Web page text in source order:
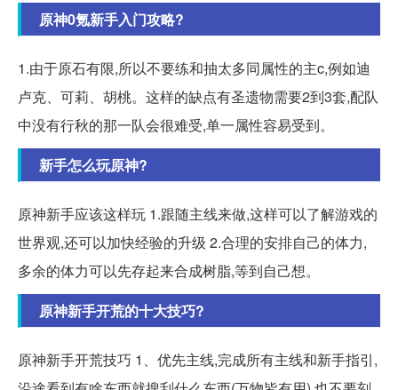
原神0氪新手入门攻略?
1.由于原石有限,所以不要练和抽太多同属性的主c,例如迪
卢克、可莉、胡桃。这样的缺点有圣遗物需要2到3套,配队
中没有行秋的那一队会很难受,单一属性容易受到。
新手怎么玩原神?
原神新手应该这样玩 1.跟随主线来做,这样可以了解游戏的
世界观,还可以加快经验的升级 2.合理的安排自己的体力,
多余的体力可以先存起来合成树脂,等到自己想。
原神新手开荒的十大技巧?
原神新手开荒技巧 1、优先主线,完成所有主线和新手指引,